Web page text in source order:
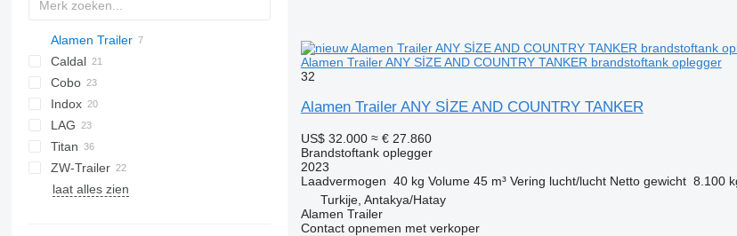
Alamen Trailer
BPO
Caldal
Cobo
SOA
TSA
TX
Stralis
Indox
STB
LAG
0-3
O-3
SR
SK
OPL 38
Titan
TX
ZW-Trailer
laat alles zien
Alamen Trailer ANY SİZE AND COUNTRY TANKER brandstoftank oplegger
32
Alamen Trailer ANY SİZE AND COUNTRY TANKER
US$ 32.000 ≈ € 27.860
Brandstoftank oplegger
2023
Laadvermogen 40 kg Volume 45 m³ Vering lucht/lucht Netto gewicht 8.100
Turkije, Antakya/Hatay
Alamen Trailer
Contact opnemen met verkoper